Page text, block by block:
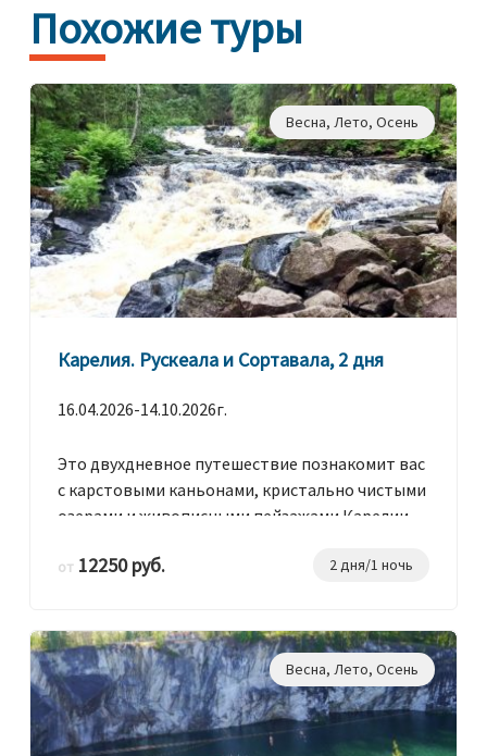
Похожие туры
Весна, Лето, Осень
Карелия. Рускеала и Сортавала, 2 дня
16.04.2026-14.10.2026г.
Это двухдневное путешествие познакомит вас
с карстовыми каньонами, кристально чистыми
озерами и живописными пейзажами Карелии.
от 12250 руб. 2 дня/1 ночь
Весна, Лето, Осень